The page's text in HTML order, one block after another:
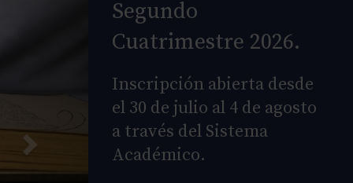
Segundo
Cuatrimestre 2026.
Inscripción abierta desde
el 30 de julio al 4 de agosto
a través del Sistema
Académico.